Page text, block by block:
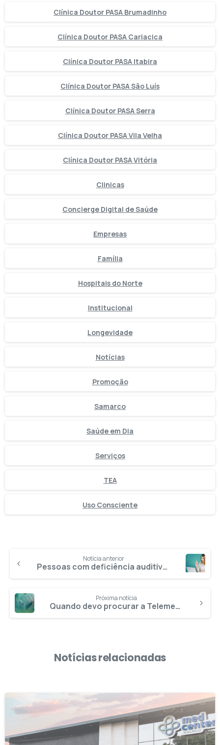
Clínica Doutor PASA Brumadinho
Clínica Doutor PASA Cariacica
Clínica Doutor PASA Itabira
Clínica Doutor PASA São Luís
Clínica Doutor PASA Serra
Clínica Doutor PASA Vila Velha
Clínica Doutor PASA Vitória
Clinicas
Concierge Digital de Saúde
Empresas
Família
Hospitais do Norte
Institucional
Longevidade
Notícias
Promoção
Samarco
Saúde em Dia
Serviços
TEA
Uso Consciente
Notícia anterior
Pessoas com deficiência auditiva contam com canal de atendimento em LIBRAS
Próxima notícia
Quando devo procurar a Telemedicina em vez de ir ao pronto-socorro?
Notícias relacionadas
2